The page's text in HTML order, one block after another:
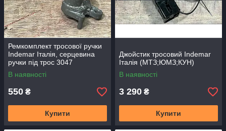
Ремкомплект тросової ручки
Indemar Італія, серцевина
ручки під трос 3047
В наявності
550 ₴
Купити
Джойстик тросовий Indemar
Італія (МТЗ;ЮМЗ;КУН)
В наявності
3 290 ₴
Купити